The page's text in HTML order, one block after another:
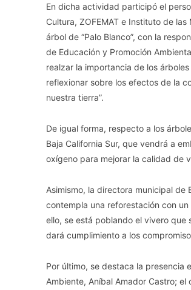
En dicha actividad participó el
Cultura, ZOFEMAT e Instituto de
árbol de “Palo Blanco”, con la
de Educación y Promoción
realzar la importancia de los
reflexionar sobre los efectos de la
nuestra tierra”.
De igual forma, respecto a los
Baja California Sur, que vendrá a
oxígeno para mejorar la calidad de
Asimismo, la directora municipal de
contempla una reforestación con
ello, se está poblando el vivero que
dará cumplimiento a los
Por último, se destaca la presencia
Ambiente, Aníbal Amador Castro;